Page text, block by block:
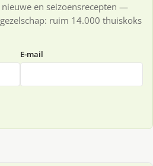
en seizoensrecepten —
ruim 14.000 thuiskoks
E-mail